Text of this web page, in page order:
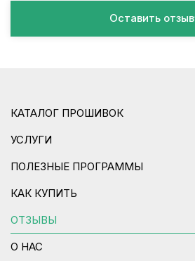
Оставить отзыв
КАТАЛОГ ПРОШИВОК
УСЛУГИ
ПОЛЕЗНЫЕ ПРОГРАММЫ
КАК КУПИТЬ
ОТЗЫВЫ
О НАС